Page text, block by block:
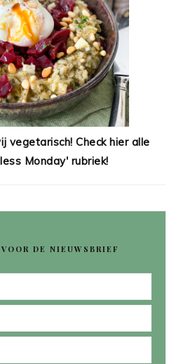
vegetarisch! Check hier alle
Monday' rubriek!
DE NIEUWSBRIEF